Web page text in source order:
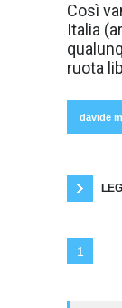
Così
Italia
ruota
davide
1